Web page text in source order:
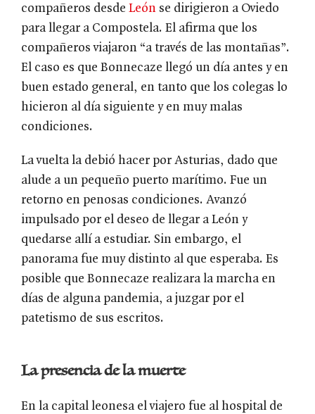
compañeros desde León se dirigieron a Oviedo
para llegar a Compostela. El afirma que los
compañeros viajaron “a través de las montañas”.
El caso es que Bonnecaze llegó un día antes y en
buen estado general, en tanto que los colegas lo
hicieron al día siguiente y en muy malas
condiciones.
La vuelta la debió hacer por Asturias, dado que
alude a un pequeño puerto marítimo. Fue un
retorno en penosas condiciones. Avanzó
impulsado por el deseo de llegar a León y
quedarse allí a estudiar. Sin embargo, el
panorama fue muy distinto al que esperaba. Es
posible que Bonnecaze realizara la marcha en
días de alguna pandemia, a juzgar por el
patetismo de sus escritos.
La presencia de la muerte
En la capital leonesa el viajero fue al hospital de